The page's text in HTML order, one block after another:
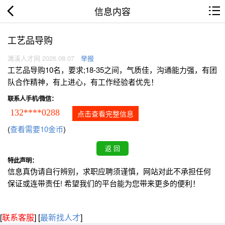
信息内容
工艺品导购
濉溪人才网 2026.08.07 举报
工艺品导购10名，要求;18-35之间，气质佳，沟通能力强，有团
队合作精神，有上进心，有工作经验者优先！
联系人手机/微信：
132****0288 点击查看完整信息
(查看需要10金币)
特此声明：
信息真伪请自行辨别，求职应聘须谨慎，网站对此不承担任何
保证或连带责任! 希望我们的平台能为您带来更多的便利！
[联系客服] [最新找人才]